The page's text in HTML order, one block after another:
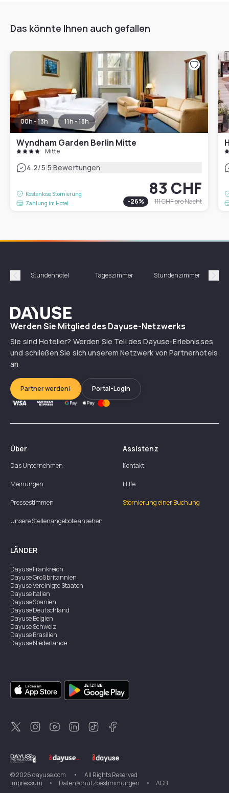
Das könnte Ihnen auch gefallen
00h - 13h 11h - 18h
Wyndham Garden Berlin Mitte
Mitte
4.2/5|5 Bewertungen
Kostenlose Stornierung
Zahlung im Hotel
83 CHF
-26% 111 CHFpro Nacht
Précédent
Stundenhotel Tageszimmer Stundenzimmer
Dayuse
Werden Sie Mitglied des Dayuse-Netzwerks
Sie sind Hotelier? Werden Sie Teil des Dayuse-Erlebnisses
und schließen Sie sich unserem Netzwerk von Partnerhotels
an
Partner werden! Portal-Login
Über
Das Unternehmen
Meinungen
Pressestimmen
Unsere Stellenangebote ansehen
Assistenz
Kontakt
Hilfe
Stornierung einer Buchung
LÄNDER
DayuseFrankreich
DayuseGroßbritannien
DayuseVereinigte Staaten
DayuseItalien
DayuseSpanien
DayuseDeutschland
DayuseBelgien
DayuseSchweiz
DayuseBrasilien
DayuseNiederlande
DayuseKanada
DayuseSingapur
DayuseZweden
DayuseKorea
DayuseNeuseeland
©2026dayuse.com •
All Rights Reserved
Impressum
• Datenschutzbestimmungen • AGB